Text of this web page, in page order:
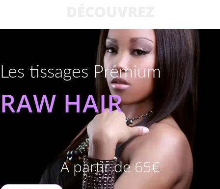
Les tissages Premium
RAW HAIR
A partir de 65€